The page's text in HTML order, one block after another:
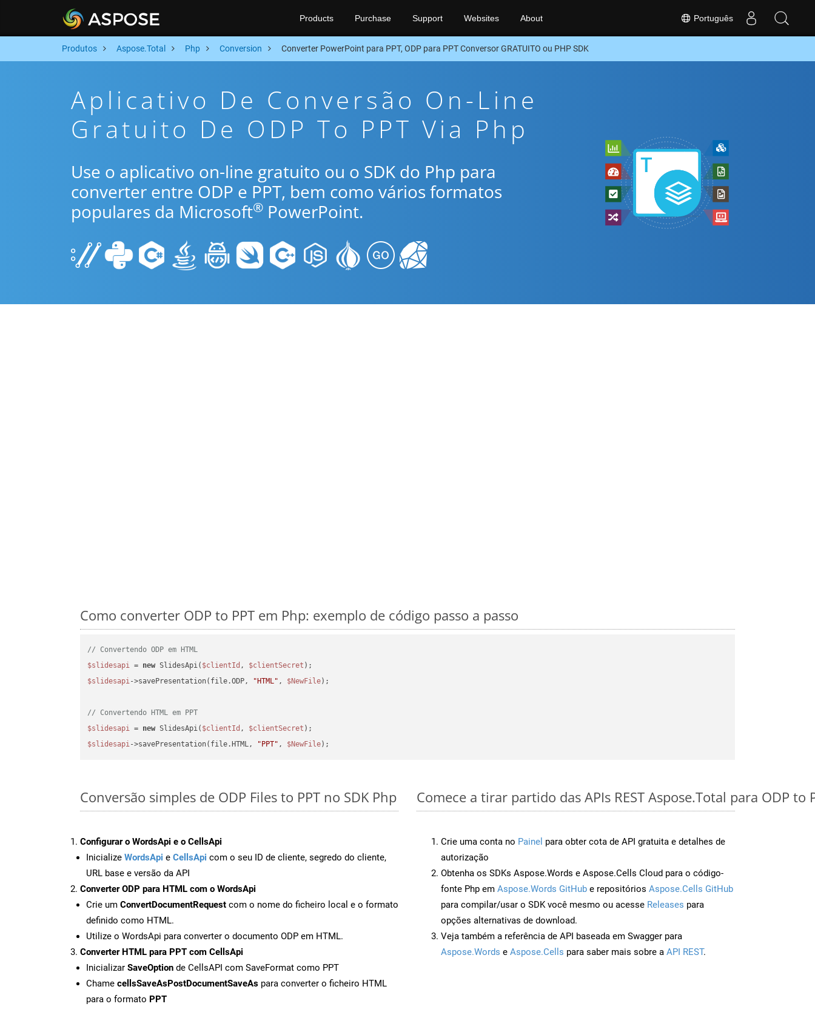
Português
Products Purchase Support Websites About
Produtos Aspose.Total Php Conversion Converter PowerPoint para PPT, ODP para PPT Conversor GRATUITO ou PHP SDK
Aplicativo De Conversão On-Line
Gratuito De ODP To PPT Via Php
Use o aplicativo on-line gratuito ou o SDK do Php para
converter entre ODP e PPT, bem como vários formatos
populares da Microsoft® PowerPoint.
Como converter ODP to PPT em Php: exemplo de código passo a passo
// Convertendo ODP em HTML
$slidesapi = new SlidesApi( $clientId , $clientSecret
$slidesapi->savePresentation(file.ODP, "HTML" , $NewFile);
// Convertendo HTML em PPT
$slidesapi = new SlidesApi( $clientId , $clientSecret
$slidesapi->savePresentation(file.HTML, "PPT" , $NewFile
Conversão simples de ODP Files to PPT no SDK Php
Configurar o WordsApi e o CellsApi
Inicialize WordsApi e CellsApi com o seu ID de cliente, segredo do cliente,
URL base e versão da API
Converter ODP para HTML com o WordsApi
Crie um ConvertDocumentRequest com o nome do ficheiro local e o formato
definido como HTML.
Utilize o WordsApi para converter o documento ODP em HTML.
Converter HTML para PPT com CellsApi
Inicializar SaveOption de CellsAPI com SaveFormat como PPT
Chame cellsSaveAsPostDocumentSaveAs para converter o ficheiro HTML
para o formato PPT
Comece a tirar partido das APIs REST Aspose.Total para ODP to
Crie uma conta no Painel para obter cota de API gratuita e detalhes de
autorização
Obtenha os SDKs Aspose.Words e Aspose.Cells Cloud para o código-
fonte Php em Aspose.Words GitHub e repositórios Aspose.Cells GitHub
para compilar/usar o SDK você mesmo ou acesse Releases para
opções alternativas de download.
Veja também a referência de API baseada em Swagger para
Aspose.Words e Aspose.Cells para saber mais sobre a API REST.